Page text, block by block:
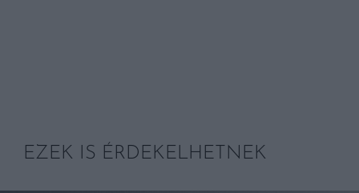
EZEK IS ÉRDEKELHETNEK